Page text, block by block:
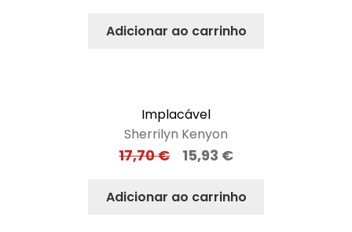
Adicionar ao carrinho
Implacável
Sherrilyn Kenyon
17,70€ 15,93 €
Adicionar ao carrinho